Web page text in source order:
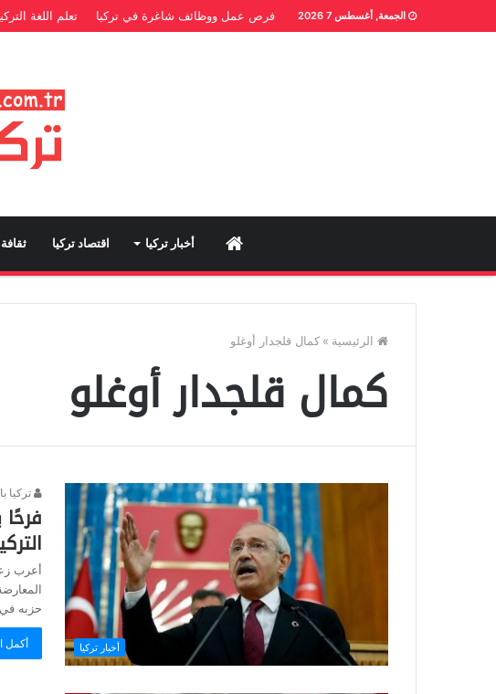
الجمعة, أغسطس 7 2026 فرص عمل ووظائف شاغرة في تركيا تعلم اللغة
Home أخبار تركيا اقتصاد تركيا
الرئيسية » كمال قلجدار أوغلو
كمال قلجدار أوغلو
أخبار تركيا
تركيا
أعرب
حزبه في
أكمل